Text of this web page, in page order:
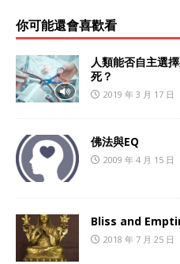
你可能還會喜歡看
人類能否自主選
死？
2019 年 3 月 17 日
佛法與EQ
2009 年 4 月 15 日
Bliss and
2018 年 7 月 25 日